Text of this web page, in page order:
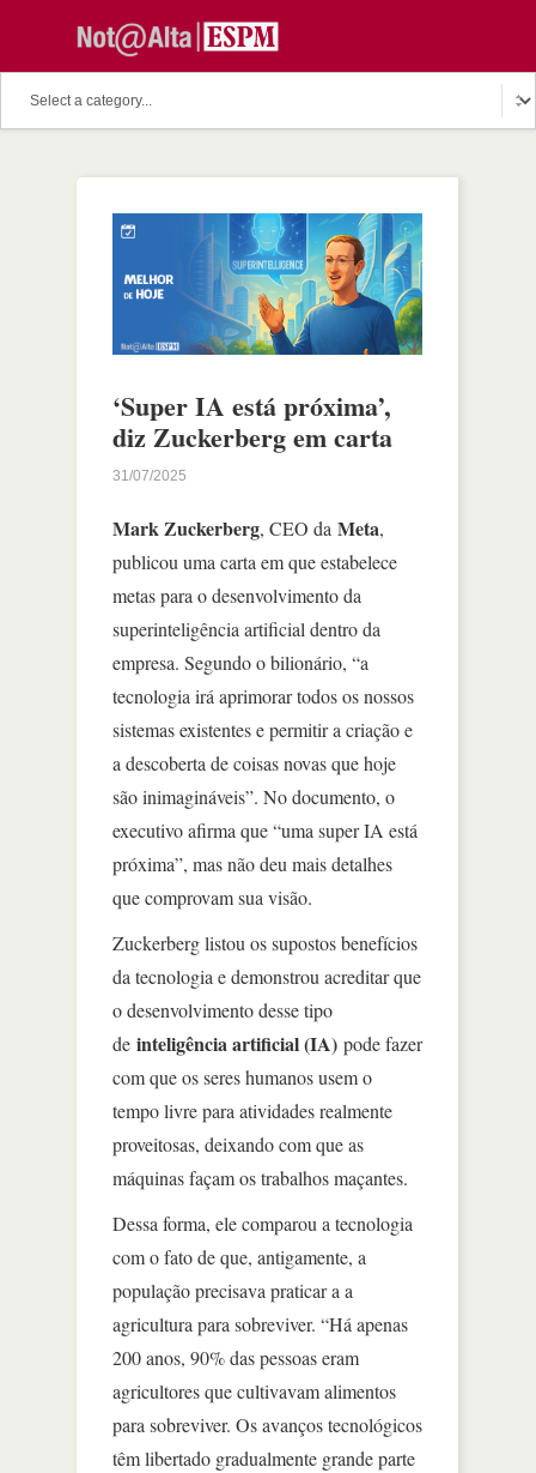
‘Super IA está próxima’,
diz Zuckerberg em carta
31/07/2025
Mark Zuckerberg, CEO da Meta,
publicou uma carta em que estabelece
metas para o desenvolvimento da
superinteligência artificial dentro da
empresa. Segundo o bilionário, “a
tecnologia irá aprimorar todos os nossos
sistemas existentes e permitir a criação e
a descoberta de coisas novas que hoje
são inimagináveis”. No documento, o
executivo afirma que “uma super IA está
próxima”, mas não deu mais detalhes
que comprovam sua visão.
Zuckerberg listou os supostos benefícios
da tecnologia e demonstrou acreditar que
o desenvolvimento desse tipo
de inteligência artificial (IA) pode fazer
com que os seres humanos usem o
tempo livre para atividades realmente
proveitosas, deixando com que as
máquinas façam os trabalhos maçantes.
Dessa forma, ele comparou a tecnologia
com o fato de que, antigamente, a
população precisava praticar a a
agricultura para sobreviver. “Há apenas
200 anos, 90% das pessoas eram
agricultores que cultivavam alimentos
para sobreviver. Os avanços tecnológicos
têm libertado gradualmente grande parte